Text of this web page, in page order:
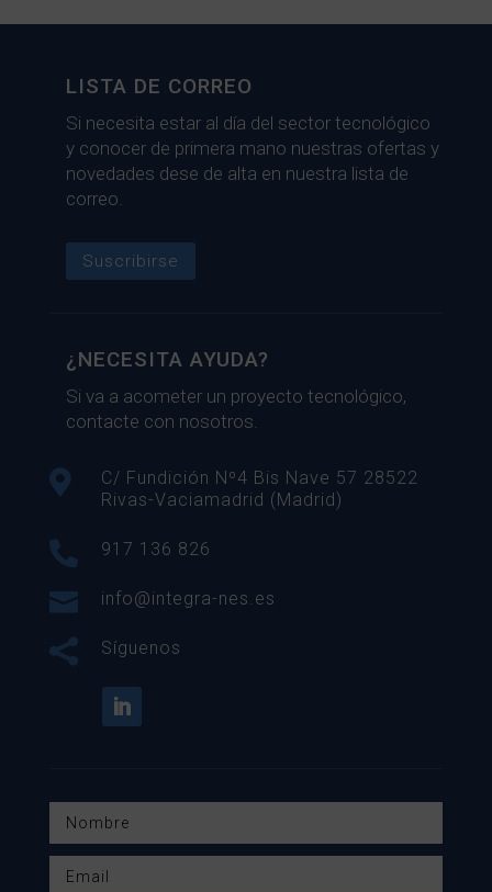
LISTA DE CORREO
Si necesita estar al día del sector tecnológico
y conocer de primera mano nuestras ofertas y
novedades dese de alta en nuestra lista de
correo.
Suscribirse
¿NECESITA AYUDA?
Si va a acometer un proyecto tecnológico,
contacte con nosotros.

C/ Fundición Nº4 Bis Nave 57 28522
Rivas-Vaciamadrid (Madrid)
 917 136 826
 info@integra-nes.es
 Síguenos